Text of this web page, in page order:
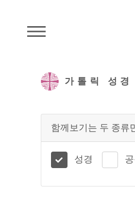
가톨릭 성경
함께보기는 두 종류
성경